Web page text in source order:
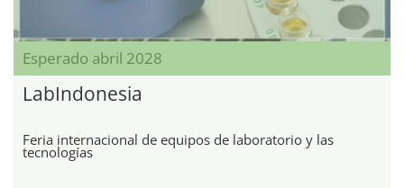
Esperado abril 2028
LabIndonesia
Feria internacional de equipos de laboratorio y las
tecnologías